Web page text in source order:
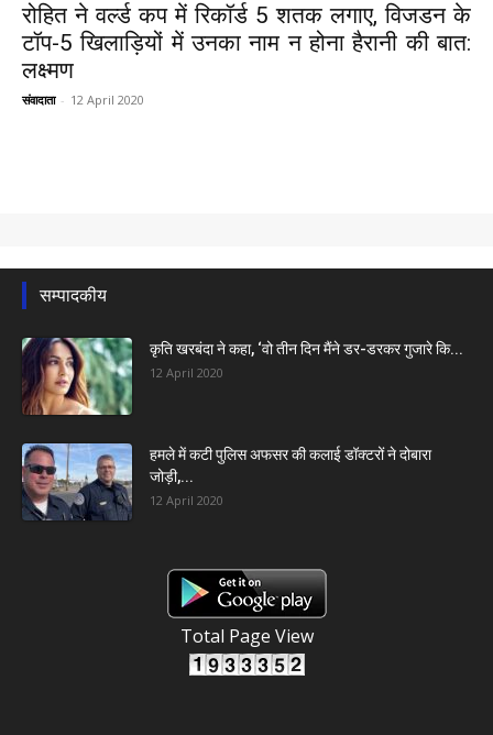
रोहित ने वर्ल्ड कप में रिकॉर्ड 5 शतक लगाए, विजडन के
टॉप-5 खिलाड़ियों में उनका नाम न होना हैरानी की बात:
लक्ष्मण
संवादाता - 12 April 2020
सम्पादकीय
कृति खरबंदा ने कहा, ‘वो तीन दिन मैंने डर-डरकर गुजारे कि...
12 April 2020
हमले में कटी पुलिस अफसर की कलाई डॉक्टरों ने दोबारा
जोड़ी,...
12 April 2020
Total Page View